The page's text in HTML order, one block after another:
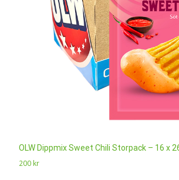
OLW Dippmix Sweet Chili Storpack – 16 x
200 kr